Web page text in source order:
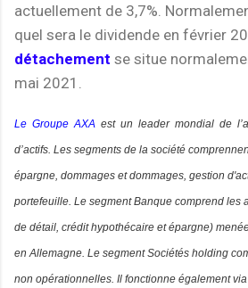
actuellement de 3,7%.
quel sera le dividende en février
détachement se situe
mai 2021.
Le Groupe AXA est un leader mondial de
d’actifs. Les segments de la société
épargne, dommages et dommages, gestion
portefeuille. Le segment Banque comprend les
de détail, crédit hypothécaire et épargne)
en Allemagne. Le segment Sociétés holding
non opérationnelles. Il fonctionne également